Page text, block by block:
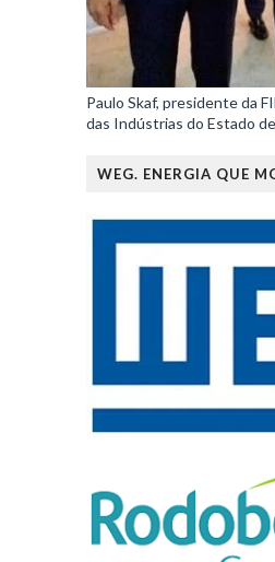
Paulo Skaf, presidente da
das Indústrias do Estado
WEG. ENERGIA QUE